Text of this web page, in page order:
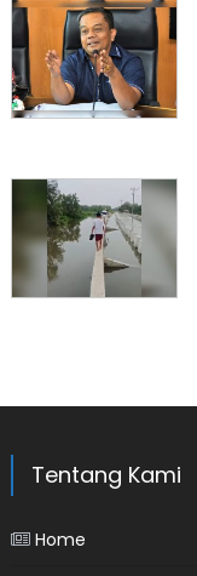
Tentang Kami
Home